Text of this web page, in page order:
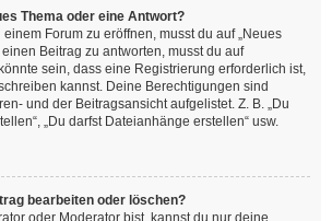
Thema oder eine Antwort?
Forum zu eröffnen, musst du auf „Neues
Beitrag zu antworten, musst du auf
sein, dass eine Registrierung erforderlich ist,
kannst. Deine Berechtigungen sind
und der Beitragsansicht aufgelistet. Z. B. „Du
„Du darfst Dateianhänge erstellen“ usw.
bearbeiten oder löschen?
oder Moderator bist, kannst du nur deine